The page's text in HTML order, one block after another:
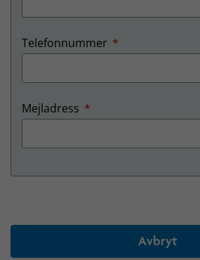
Telefonnummer *
Mejladress *
Avbryt